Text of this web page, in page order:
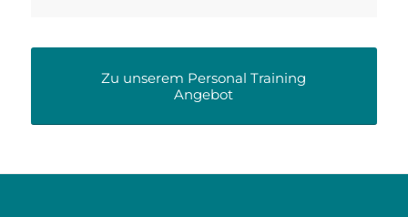
Zu unserem Personal Training
Angebot